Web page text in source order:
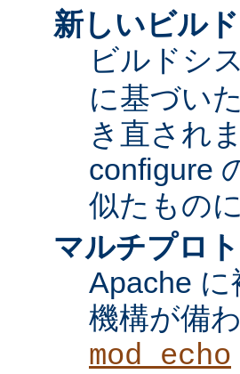
新しいビル
ビルドシ
に基づい
き直され
configure
似たもの
マルチプロ
Apache
機構が備
mod_echo